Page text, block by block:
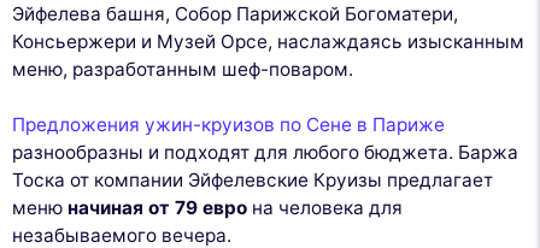
Эйфелева башня, Собор Парижской Богоматери,
Консьержери и Музей Орсе, наслаждаясь изысканным
меню, разработанным шеф-поваром.
Предложения ужин-круизов по Сене в Париже
разнообразны и подходят для любого бюджета. Баржа
Тоска от компании Эйфелевские Круизы предлагает
меню начиная от 79 евро на человека для
незабываемого вечера.